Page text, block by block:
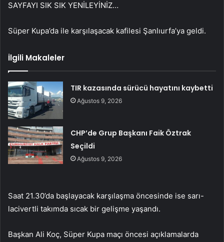
SAYFAYI SIK SIK YENİLEYİNİZ…
Süper Kupa’da ile karşılaşacak kafilesi Şanlıurfa’ya geldi.
İlgili Makaleler
TIR kazasında sürücü hayatını kaybetti
Ağustos 9, 2026
CHP’de Grup Başkanı Faik Öztrak
Seçildi
Ağustos 9, 2026
Saat 21.30’da başlayacak karşılaşma öncesinde ise sarı-
lacivertli takımda sıcak bir gelişme yaşandı.
Başkan Ali Koç, Süper Kupa maçı öncesi açıklamalarda